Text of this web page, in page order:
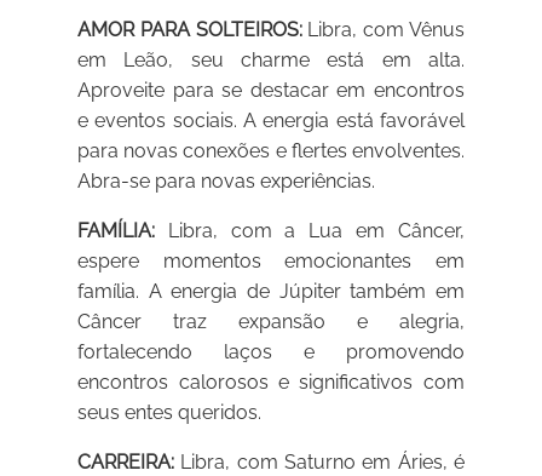
AMOR PARA SOLTEIROS:Libra, com Vênus
em Leão, seu charme está em alta.
Aproveite para se destacar em encontros
e eventos sociais. A energia está favorável
para novas conexões e flertes envolventes.
Abra-se para novas experiências.
FAMÍLIA: Libra, com a Lua em Câncer,
espere momentos emocionantes em
família. A energia de Júpiter também em
Câncer traz expansão e alegria,
fortalecendo laços e promovendo
encontros calorosos e significativos com
seus entes queridos.
CARREIRA: Libra, com Saturno em Áries, é